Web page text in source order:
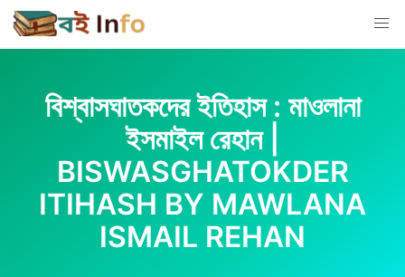
Skip
to
content
বিশ্বাসঘাতকদের ইতিহাস : মাওলানা
ইসমাইল রেহান |
BISWASGHATOKDER
ITIHASH BY MAWLANA
ISMAIL REHAN